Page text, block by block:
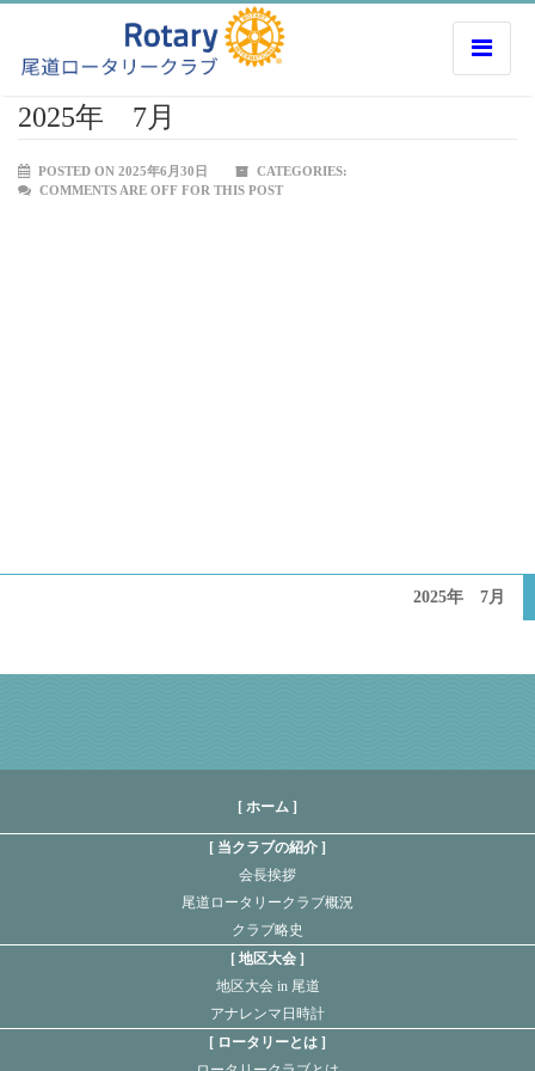
2025年 7月
POSTED ON 2025年6月30日
CATEGORIES:
COMMENTS ARE OFF FOR THIS POST
2025年 7月
[ ホーム ]
当クラブの紹介
会長挨拶
尾道ロータリークラブ概況
クラブ略史
地区大会
地区大会 in 尾道
アナレンマ日時計
ロータリーとは